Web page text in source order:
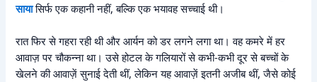
सायासिर्फ एक कहानी नहीं, बल्कि एक भयावह सच्चाई थी।
रात फिर से गहरा रही थी और आर्यन को डर लगने लगा था। वह कमरे में हर
आवाज़ पर चौकन्ना था। उसे होटल के गलियारों से कभी-कभी दूर से बच्चों के
खेलने की आवाज़ें सुनाई देती थीं, लेकिन यह आवाज़ें इतनी अजीब थीं, जैसे कोई